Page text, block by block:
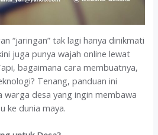
“jaringan” tak lagi hanya dinikmati
juga punya wajah online lewat
bagaimana cara membuatnya,
Tenang, panduan ini
warga desa yang ingin membawa
ke dunia maya.